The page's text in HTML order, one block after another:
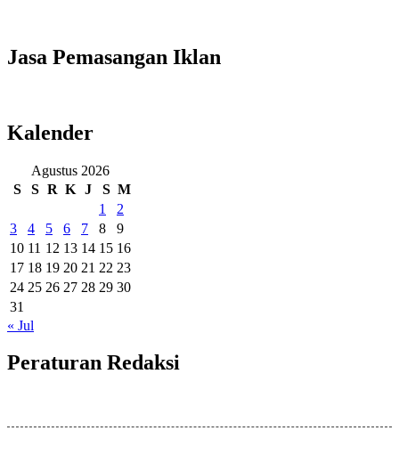
Jasa Pemasangan Iklan
Kalender
Agustus 2026
S
S R K J S M
1
2
3
4 5 6 7 8
9
10 11 12 13 14 15 16
17 18 19 20 21 22 23
24 25 26 27 28 29 30
31
« Jul
Peraturan Redaksi